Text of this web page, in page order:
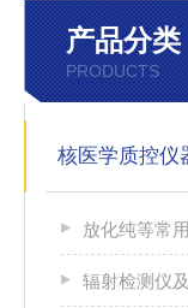
产品分类
PRODUCTS
核医学质控仪
放化纯等常
辐射检测仪